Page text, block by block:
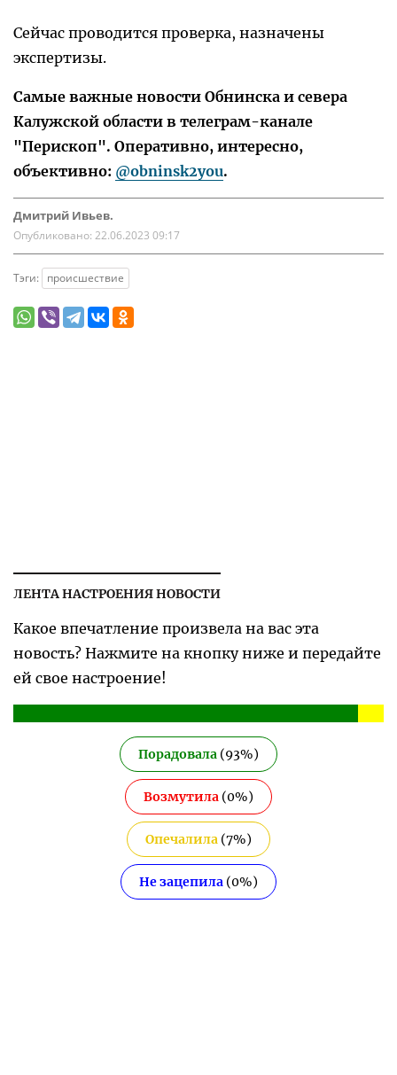
Сейчас проводится проверка, назначены
экспертизы.
Самые важные новости Обнинска и севера
Калужской области в телеграм-канале
"Перископ". Оперативно, интересно,
объективно: @obninsk2you.
Дмитрий Ивьев.
Опубликовано: 22.06.2023 09:17
Тэги: происшествие
ЛЕНТА НАСТРОЕНИЯ НОВОСТИ
Какое впечатление произвела на вас эта
новость? Нажмите на кнопку ниже и передайте
ей свое настроение!
Порадовала (93%)
Возмутила (0%)
Опечалила (7%)
Не зацепила (0%)